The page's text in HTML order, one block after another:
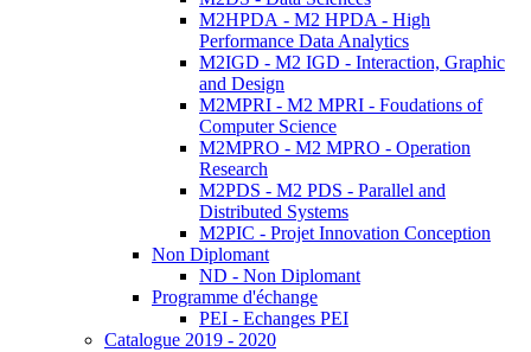
M2HPDA - M2 HPDA - High
Performance Data Analytics
M2IGD - M2 IGD - Interaction, Graphic
and Design
M2MPRI - M2 MPRI - Foudations of
Computer Science
M2MPRO - M2 MPRO - Operation
Research
M2PDS - M2 PDS - Parallel and
Distributed Systems
M2PIC - Projet Innovation Conception
Non Diplomant
ND - Non Diplomant
Programme d'échange
PEI - Echanges PEI
Catalogue 2019 - 2020